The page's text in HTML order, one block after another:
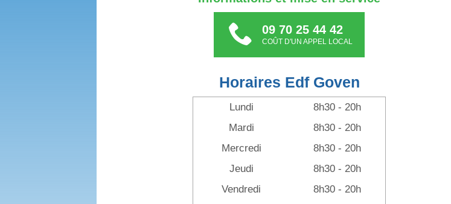
09 70 25 44 42
COÛT D'UN APPEL LOCAL
Horaires Edf Goven
Lundi
8h30 - 20h
Mardi
8h30 - 20h
Mercredi
8h30 - 20h
Jeudi
8h30 - 20h
Vendredi
8h30 - 20h